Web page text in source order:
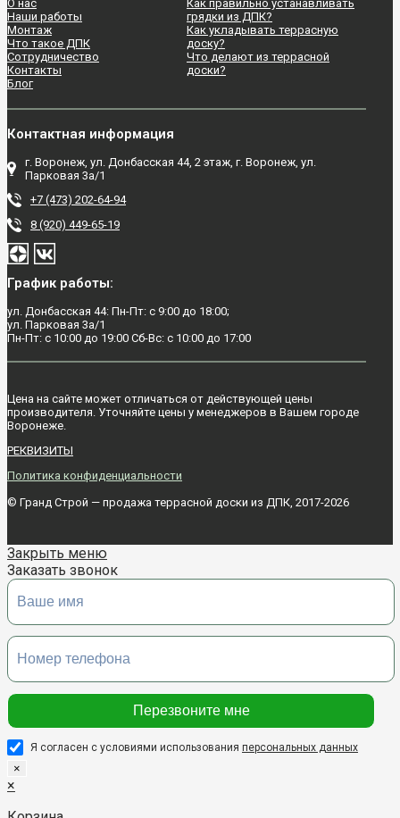
Цена на сайте может отличаться от действующей цены
производителя. Уточняйте цены у менеджеров в Вашем городе
Воронежe.
РЕКВИЗИТЫ
Политика конфиденциальности
© Гранд Строй — продажа террасной доски из ДПК, 2017-2026
О нас
Наши работы
Монтаж
Что такое ДПК
Сотрудничество
Контакты
Блог
Как правильно устанавливать
грядки из ДПК?
Как укладывать террасную
доску?
Что делают из террасной
доски?
Контактная информация
г. Воронеж, ул. Донбасская 44, 2 этаж, г. Воронеж, ул.
Парковая 3а/1
+7 (473) 202-64-94
8 (920) 449-65-19
График работы:
ул. Донбасская 44: Пн-Пт: с 9:00 до 18:00;
ул. Парковая 3а/1
Пн-Пт: с 10:00 до 19:00 Сб-Вс: с 10:00 до 17:00
Закрыть меню
Заказать звонок
Я согласен с условиями использования персональных данных
×
×